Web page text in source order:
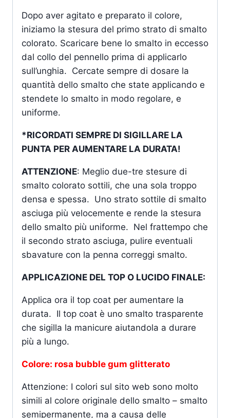
Dopo aver agitato e preparato il colore,
iniziamo la stesura del primo strato di smalto
colorato. Scaricare bene lo smalto in eccesso
dal collo del pennello prima di applicarlo
sull’unghia. Cercate sempre di dosare la
quantità dello smalto che state applicando e
stendete lo smalto in modo regolare, e
uniforme.
*RICORDATI SEMPRE DI SIGILLARE LA
PUNTA PER AUMENTARE LA DURATA!
ATTENZIONE: Meglio due-tre stesure di
smalto colorato sottili, che una sola troppo
densa e spessa. Uno strato sottile di smalto
asciuga più velocemente e rende la stesura
dello smalto più uniforme. Nel frattempo che
il secondo strato asciuga, pulire eventuali
sbavature con la penna correggi smalto.
APPLICAZIONE DEL TOP O LUCIDO FINALE:
Applica ora il top coat per aumentare la
durata. Il top coat è uno smalto trasparente
che sigilla la manicure aiutandola a durare
più a lungo.
Colore: rosa bubble gum glitterato
Attenzione: I colori sul sito web sono molto
simili al colore originale dello smalto – smalto
semipermanente, ma a causa delle